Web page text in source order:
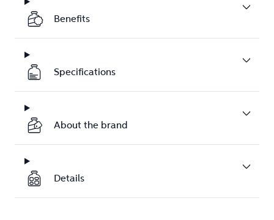
Benefits
Specifications
About the brand
Details